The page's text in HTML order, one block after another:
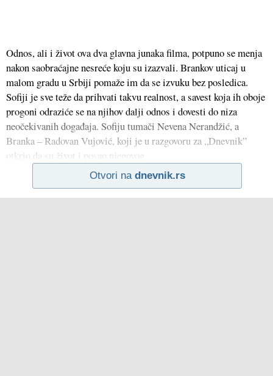
Odnos, ali i život ova dva glavna junaka filma, potpuno se menja
nakon saobraćajne nesreće koju su izazvali. Brankov uticaj u
malom gradu u Srbiji pomaže im da se izvuku bez posledica.
Sofiji je sve teže da prihvati takvu realnost, a savest koja ih oboje
progoni odraziće se na njihov dalji odnos i dovesti do niza
neočekivanih događaja. Sofiju tumači Nevena Nerandžić, a
Branka – Radovan Vujović, koji je u razgovoru za „Dnevnik”
otkrio da su život i posao njegovog
Otvori na dnevnik.rs